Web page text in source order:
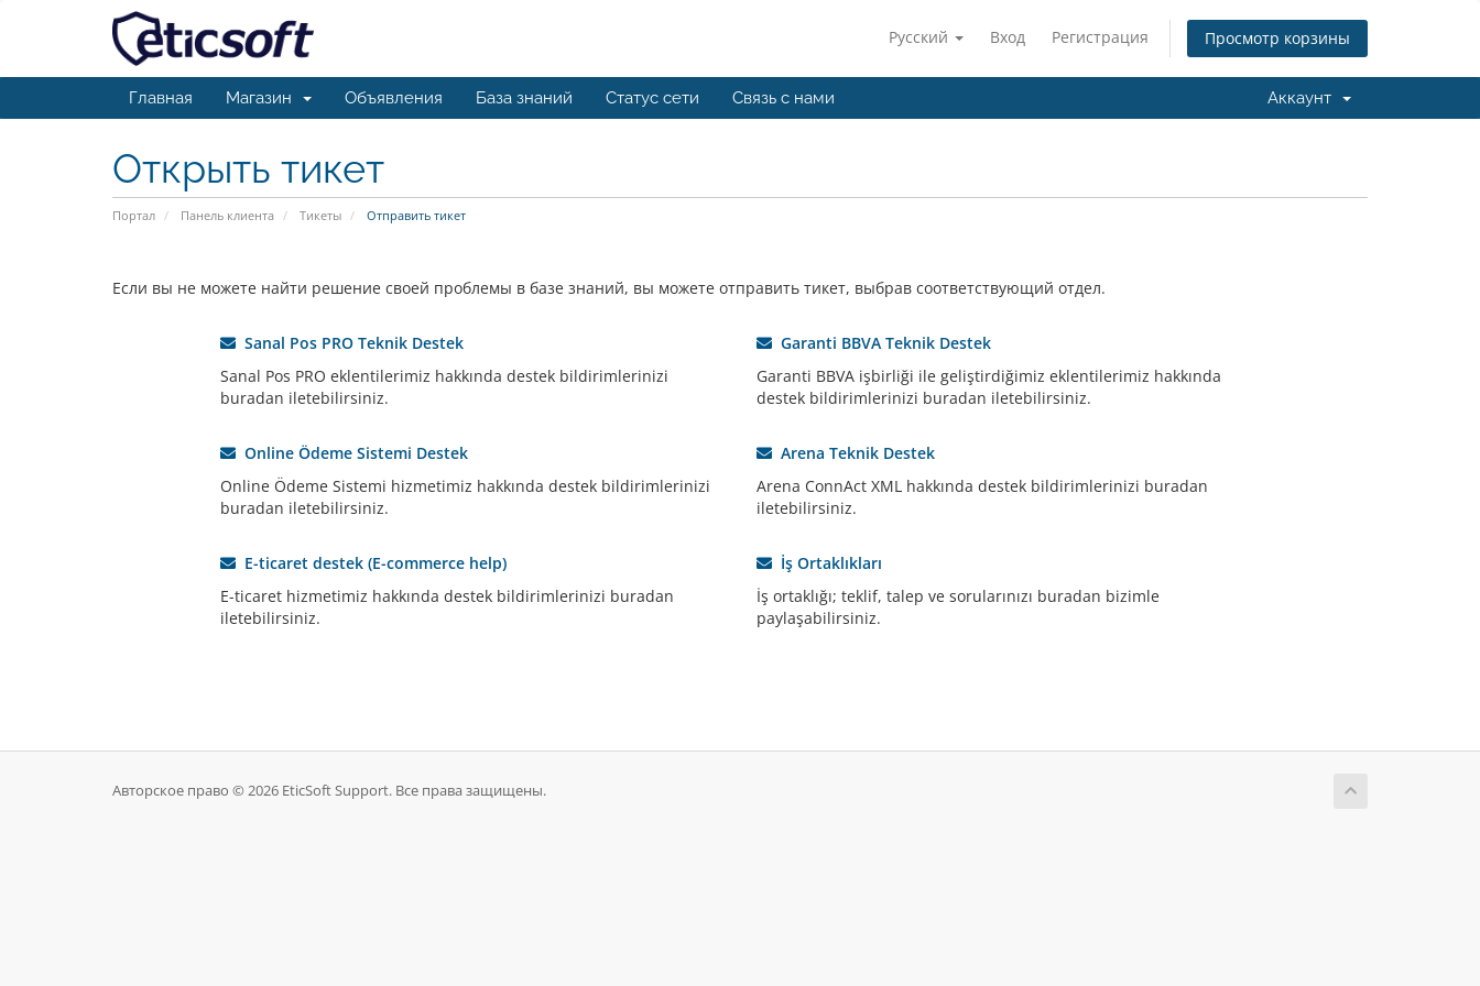
Русский Вход Регистрация Просмотр корзины
Главная Магазин Объявления База знаний Статус сети Связь с нами Аккаунт
Открыть тикет
Портал Панель клиента Тикеты Отправить тикет
Если вы не можете найти решение своей проблемы в базе знаний, вы можете отправить тикет, выбрав соответствующий отдел.
Sanal Pos PRO Teknik Destek
Sanal Pos PRO eklentilerimiz hakkında destek bildirimlerinizi
buradan iletebilirsiniz.
Garanti BBVA Teknik Destek
Garanti BBVA işbirliği ile geliştirdiğimiz eklentilerimiz hakkında
destek bildirimlerinizi buradan iletebilirsiniz.
Online Ödeme Sistemi Destek
Online Ödeme Sistemi hizmetimiz hakkında destek bildirimlerinizi
buradan iletebilirsiniz.
Arena Teknik Destek
Arena ConnAct XML hakkında destek bildirimlerinizi buradan
iletebilirsiniz.
E-ticaret destek (E-commerce help)
E-ticaret hizmetimiz hakkında destek bildirimlerinizi buradan
iletebilirsiniz.
İş Ortaklıkları
İş ortaklığı; teklif, talep ve sorularınızı buradan bizimle
paylaşabilirsiniz.
Авторское право © 2026 EticSoft Support. Все права защищены.